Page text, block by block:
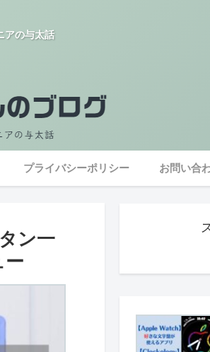
アの与太話
プライバシーポリシー お問い合
ン一
ー